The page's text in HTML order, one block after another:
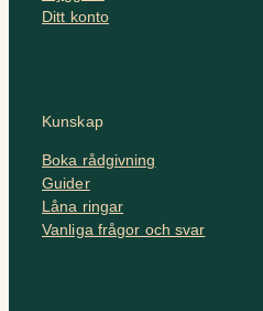
Ditt konto
Kunskap
Boka rådgivning
Guider
Låna ringar
Vanliga frågor och svar